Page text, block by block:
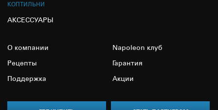
КОПТИЛЬНИ
АКСЕССУАРЫ
О компании Napoleon клуб
Рецепты Гарантия
Поддержка Акции